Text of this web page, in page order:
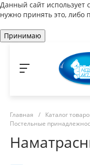
Данный сайт использует
нужно принять это, либо
Принимаю
Главная / Каталог
Постельные